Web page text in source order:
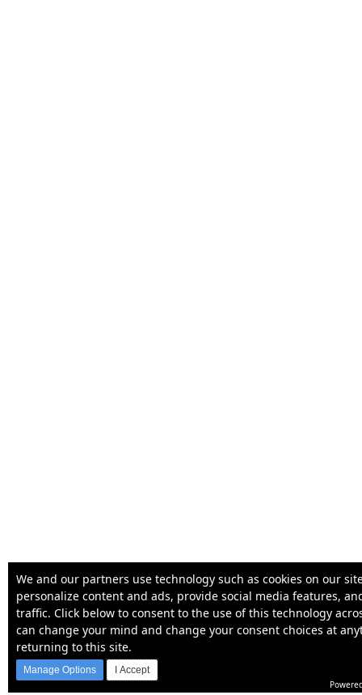
We and our partners use technology such as cookies on our
personalize content and ads, provide social media features,
traffic. Click below to consent to the use of this technology
can change your mind and change your consent choices at
returning to this site.
Manage Options
I Accept